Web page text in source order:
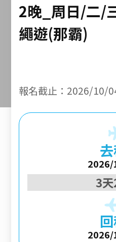
2晚_周日/二/
繩遊(那霸)
報名截止：2026/10/
2026/
3
2026/